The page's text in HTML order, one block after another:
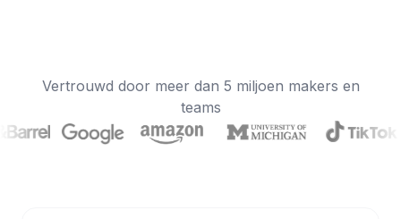
Vertrouwd door meer dan 5 miljoen makers en
teams